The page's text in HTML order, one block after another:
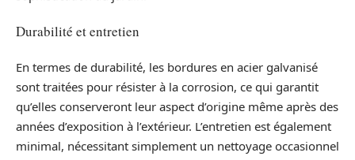
Durabilité et entretien
En termes de durabilité, les bordures en acier galvanisé
sont traitées pour résister à la corrosion, ce qui garantit
qu’elles conserveront leur aspect d’origine même après des
années d’exposition à l’extérieur. L’entretien est également
minimal, nécessitant simplement un nettoyage occasionnel